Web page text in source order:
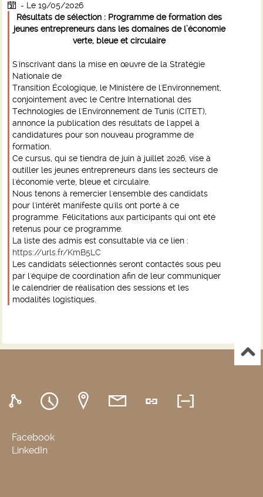
- Le 19/05/2026
Résultats de sélection : Programme de formation des
jeunes entrepreneurs dans les domaines de l’économie
verte, bleue et circulaire
S'inscrivant dans la mise en œuvre de la Stratégie
Nationale de
Transition Écologique, le Ministère de l'Environnement,
conjointement avec le Centre International des
Technologies de l'Environnement de Tunis (CITET),
annonce la publication des résultats de l'appel à
candidatures pour son nouveau programme de
formation.
Ce cursus, qui se tiendra de juin à juillet 2026, vise à
outiller les jeunes entrepreneurs dans les secteurs de
l'économie verte, bleue et circulaire.
Nous tenons à remercier l'ensemble des candidats
pour l'intérêt manifeste qu'ils ont porté à ce
programme. Félicitations aux participants qui ont été
retenus pour ce programme.
La liste des admis est consultable via ce lien :
https://urls.fr/KmB5LC
Les candidats sélectionnés seront contactés sous peu
par l'équipe de coordination afin de leur communiquer
le calendrier de réalisation des sessions et les
modalités logistiques.
Facebook
LinkedIn